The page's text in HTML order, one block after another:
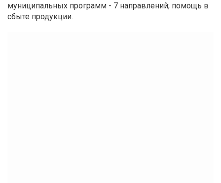
муниципальных программ - 7 направлений; помощь в
сбыте продукции.